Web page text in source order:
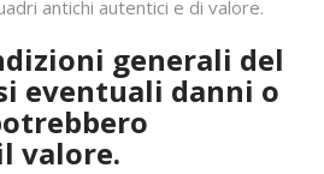
antichi autentici e di valore.
generali del
eventuali danni o
valore.